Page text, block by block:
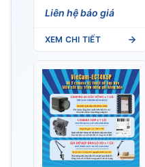
Liên hệ báo giá
XEM CHI TIẾT